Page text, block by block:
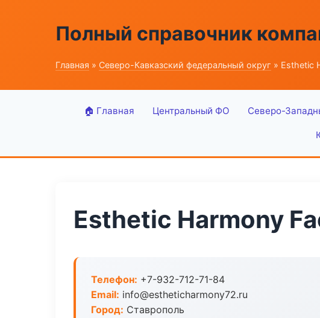
Полный справочник
Главная » Северо-Кавказский федеральный округ » Esthetic
🏠 Главная Центральный ФО Северо-
Esthetic Harmony
Телефон: +7-932-712-71-84
Email: info@estheticharmony72.ru
Город: Ставрополь